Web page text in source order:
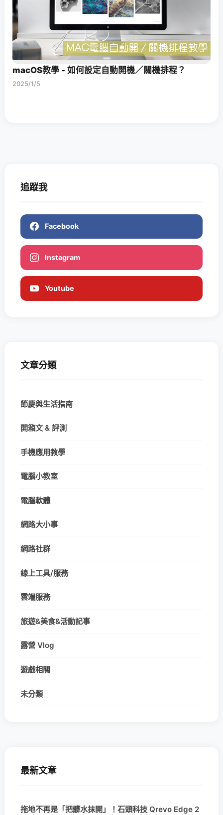
macOS教學 - 如何設定自動開機／關機排程？
2025/1/5
追蹤我
Facebook
Instagram
Youtube
文章分類
節慶與生活指南
開箱文 & 評測
手機應用教學
電腦小教室
電腦軟體
網路大小事
網路社群
線上工具/服務
雲端服務
旅遊&美食&活動記事
露營 Vlog
遊戲相關
未分類
最新文章
拖地不再是「把髒水抹開」！石頭科技 Qrevo Edge 2